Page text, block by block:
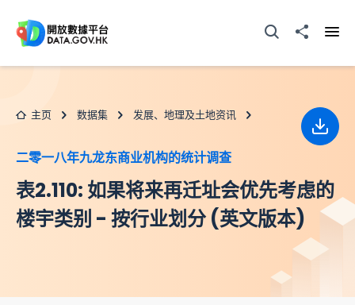
打开搜寻器分享至
主页 数据集 发展、地理及土地资讯
二零一八年九龙东商业机构的统计调查
表2.110: 如果将来再迁址会优先考虑的
楼宇类别 - 按行业划分 (英文版本)
下载